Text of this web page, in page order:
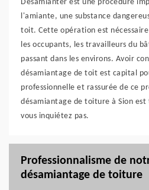
Désamianter est une procédure
l'amiante, une substance
toit. Cette opération est
les occupants, les travailleurs du
passant dans les environs. Avoir
désamiantage de toit est capital
professionnelle et rassurée de ce
désamiantage de toiture à Sion
vous inquiétez pas.
Professionnalisme de
désamiantage de toiture